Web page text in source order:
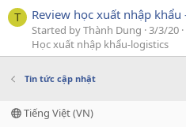
T Review học xuất nhập
Started by Thành Dung 3/3/20
Học xuất nhập khẩu-logistics
Tin tức cập nhật
Tiếng Việt (VN)